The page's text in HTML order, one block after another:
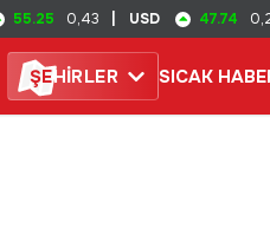
55.25 0,43 USD 47.74
ŞEHİRLER SICAK